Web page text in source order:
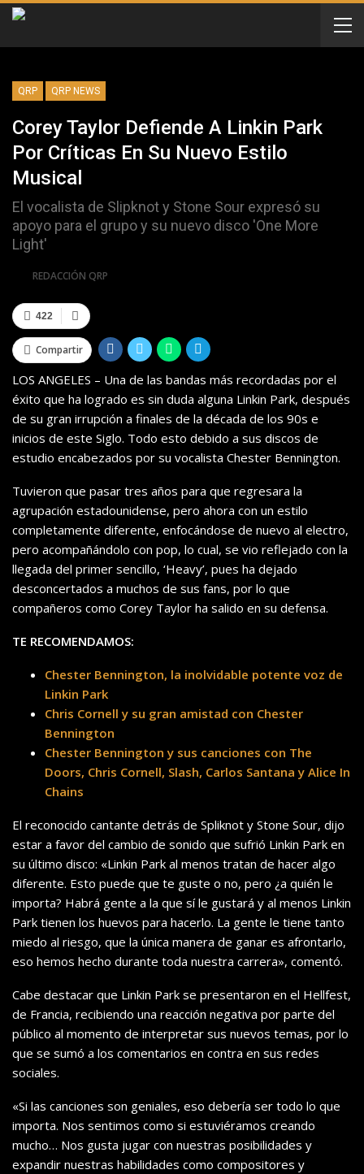
QRP QRP NEWS
Corey Taylor Defiende A Linkin Park
Por Críticas En Su Nuevo Estilo
Musical
El vocalista de Slipknot y Stone Sour expresó su
apoyo para el grupo y su nuevo disco 'One More
Light'
REDACCIÓN QRP
422
Compartir
LOS ANGELES – Una de las bandas más recordadas por el
éxito que ha logrado es sin duda alguna Linkin Park, después
de su gran irrupción a finales de la década de los 90s e
inicios de este Siglo. Todo esto debido a sus discos de
estudio encabezados por su vocalista Chester Bennington.
Tuvieron que pasar tres años para que regresara la
agrupación estadounidense, pero ahora con un estilo
completamente diferente, enfocándose de nuevo al electro,
pero acompañándolo con pop, lo cual, se vio reflejado con la
llegada del primer sencillo, ‘Heavy’, pues ha dejado
desconcertados a muchos de sus fans, por lo que
compañeros como Corey Taylor ha salido en su defensa.
TE RECOMENDAMOS:
Chester Bennington, la inolvidable potente voz de
Linkin Park
Chris Cornell y su gran amistad con Chester
Bennington
Chester Bennington y sus canciones con The
Doors, Chris Cornell, Slash, Carlos Santana y Alice In
Chains
El reconocido cantante detrás de Spliknot y Stone Sour, dijo
estar a favor del cambio de sonido que sufrió Linkin Park en
su último disco: «Linkin Park al menos tratan de hacer algo
diferente. Esto puede que te guste o no, pero ¿a quién le
importa? Habrá gente a la que sí le gustará y al menos Linkin
Park tienen los huevos para hacerlo. La gente le tiene tanto
miedo al riesgo, que la única manera de ganar es afrontarlo,
eso hemos hecho durante toda nuestra carrera», comentó.
Cabe destacar que Linkin Park se presentaron en el Hellfest,
de Francia, recibiendo una reacción negativa por parte del
público al momento de interpretar sus nuevos temas, por lo
que se sumó a los comentarios en contra en sus redes
sociales.
«Si las canciones son geniales, eso debería ser todo lo que
importa. Nos sentimos como si estuviéramos creando
mucho… Nos gusta jugar con nuestras posibilidades y
expandir nuestras habilidades como compositores y